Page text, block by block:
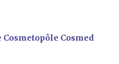
Cosmed